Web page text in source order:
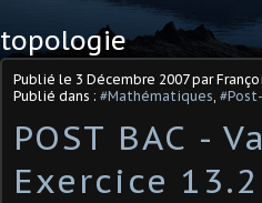
topologie
Publié le 3 Décembre 2007par
Publié dans : #Mathématiques
POST BAC -
Exercice 13.2